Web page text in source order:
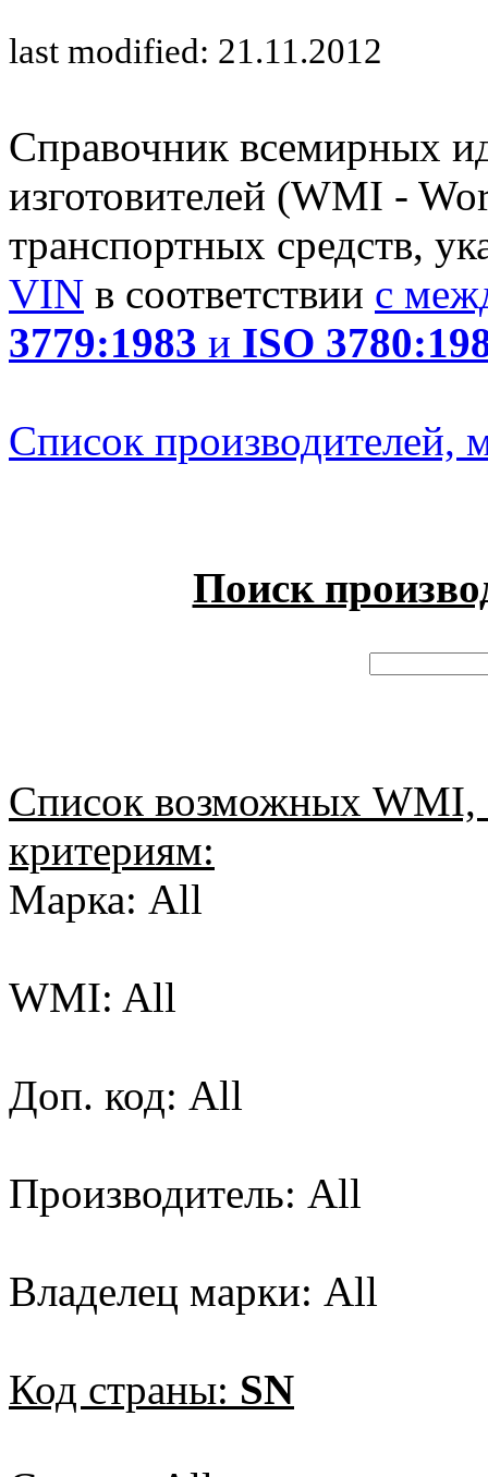
last modified: 21.11.2012
Справочник всемирных
изготовителей (WMI -
транспортных средств,
VIN в соответствии с
3779:1983 и ISO
Список производителей,
Поиск
Список возможных
критериям:
Марка: All
WMI: All
Доп. код: All
Производитель: All
Владелец марки: All
Код страны: SN